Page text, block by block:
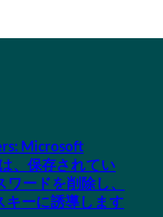
Microsoft
、保存されてい
ードを削除し、
キーに誘導します